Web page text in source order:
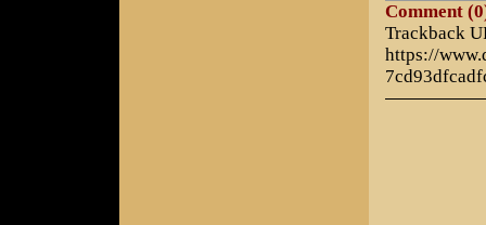
Comment
Trackback
https://